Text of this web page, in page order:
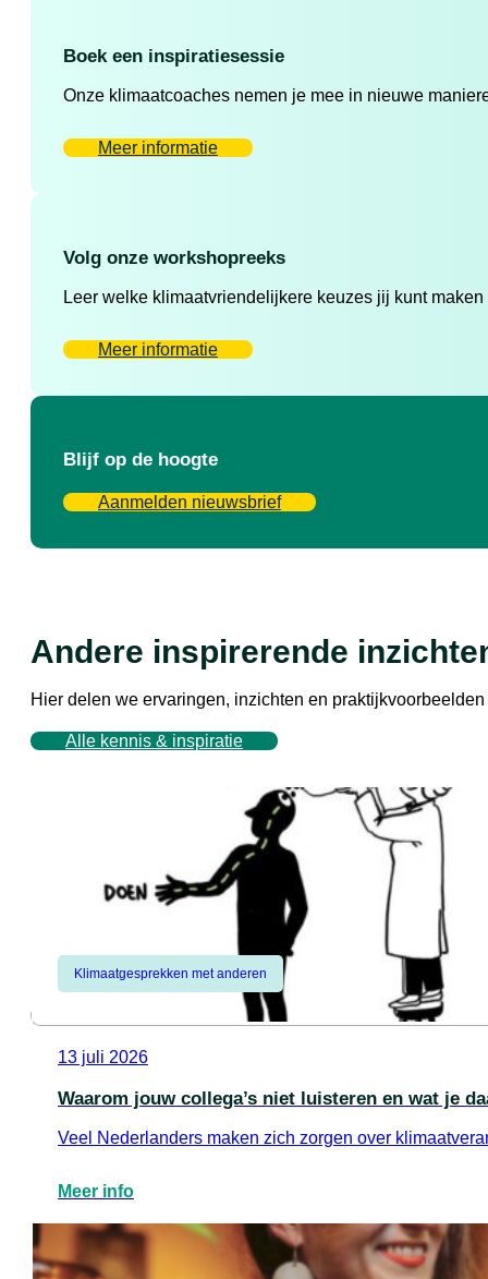
Boek een inspiratiesessie
Onze klimaatcoaches nemen je mee in nieuwe
Meer informatie
Volg onze workshopreeks
Leer welke klimaatvriendelijkere keuzes jij kunt
Meer informatie
Blijf op de hoogte
Aanmelden nieuwsbrief
Andere inspirerende
Hier delen we ervaringen, inzichten en
Alle kennis & inspiratie
Klimaatgesprekken met anderen
13 juli 2026
Waarom jouw collega’s niet luisteren en wat je
Veel Nederlanders maken zich zorgen over
Meer info